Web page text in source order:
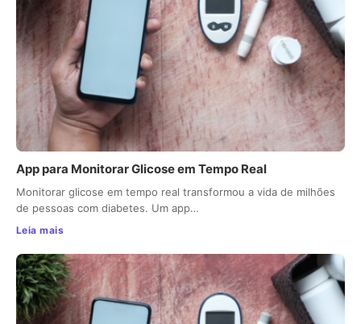
App para Monitorar Glicose em Tempo Real
Monitorar glicose em tempo real transformou a vida de milhões
de pessoas com diabetes. Um app…
Leia mais